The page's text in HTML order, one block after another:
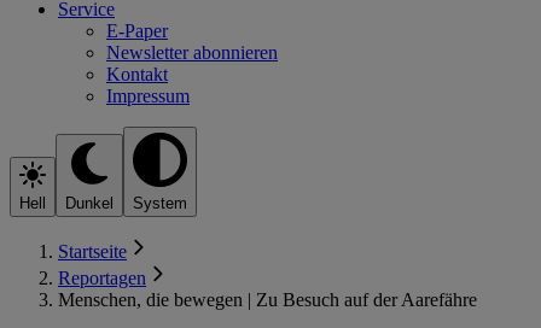
Service
E-Paper
Newsletter abonnieren
Kontakt
Impressum
Hell Dunkel System
Startseite
Reportagen
Menschen, die bewegen | Zu Besuch auf der Aarefähre